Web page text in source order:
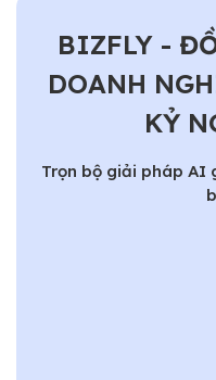
BIZFLY -
DOANH
KỶ
Trọn bộ giải pháp AI